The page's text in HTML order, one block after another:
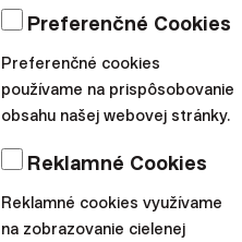
Webinár: Ako získať
najvýhodnejšiu
hypotéku v roku
online)
Zvažujete kúpu vlastného
Preferenčné Cookies
Preferenčné cookies
používame na prispôsobovanie
obsahu našej webovej stránky.
Reklamné Cookies
Reklamné cookies využívame
na zobrazovanie cielenej